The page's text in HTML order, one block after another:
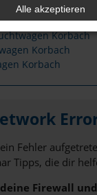
Korbach
Korbach
Korbach
Korbach
Fehler
Tipps, die dir
Firewall
Alle akzeptieren